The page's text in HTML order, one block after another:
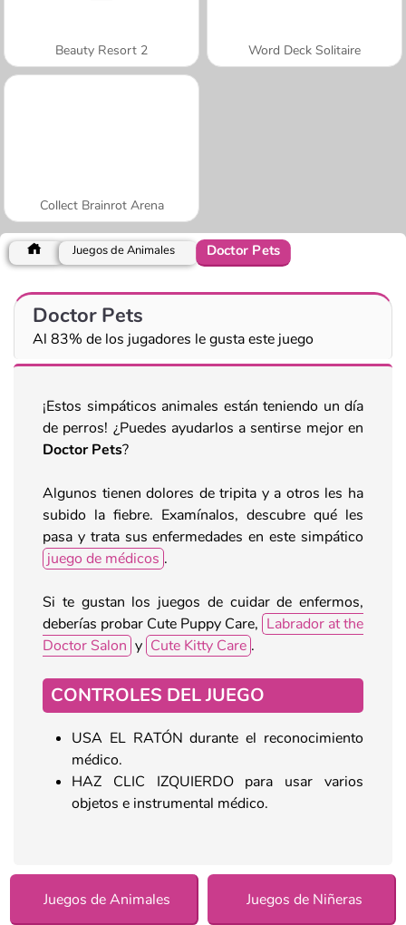
Beauty Resort 2 Word Deck Solitaire
Collect Brainrot Arena
Juegos de Animales Doctor Pets
Doctor Pets
Al 83% de los jugadores le gusta este juego
¡Estos simpáticos animales están teniendo un día
de perros! ¿Puedes ayudarlos a sentirse mejor en
Doctor Pets?
Algunos tienen dolores de tripita y a otros les ha
subido la fiebre. Examínalos, descubre qué les
pasa y trata sus enfermedades en este simpático
juego de médicos .
Si te gustan los juegos de cuidar de enfermos,
deberías probar Cute Puppy Care, Labrador at the
Doctor Salon y Cute Kitty Care .
CONTROLES DEL JUEGO
USA EL RATÓN durante el reconocimiento
médico.
HAZ CLIC IZQUIERDO para usar varios
objetos e instrumental médico.
Juegos de Animales Juegos de Niñeras